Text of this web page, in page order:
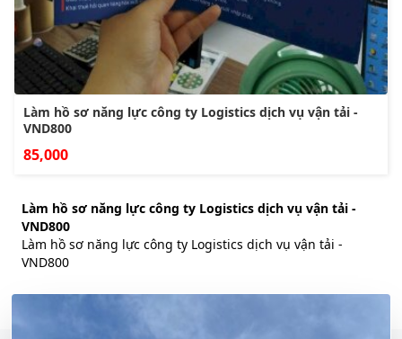
Làm hồ sơ năng lực công ty Logistics dịch vụ vận tải -
VND800
85,000
Làm hồ sơ năng lực công ty Logistics dịch vụ vận tải -
VND800
Làm hồ sơ năng lực công ty Logistics dịch vụ vận tải -
VND800